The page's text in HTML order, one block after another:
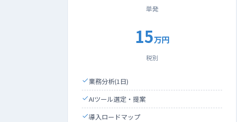
単発
15万円
税別
業務分析(1日)
AIツール選定・提案
導入ロードマップ